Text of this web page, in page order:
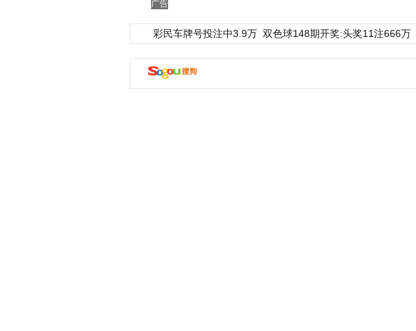
广告
彩民车牌号投注中3.9万 双色球148期开奖:头奖11注666万